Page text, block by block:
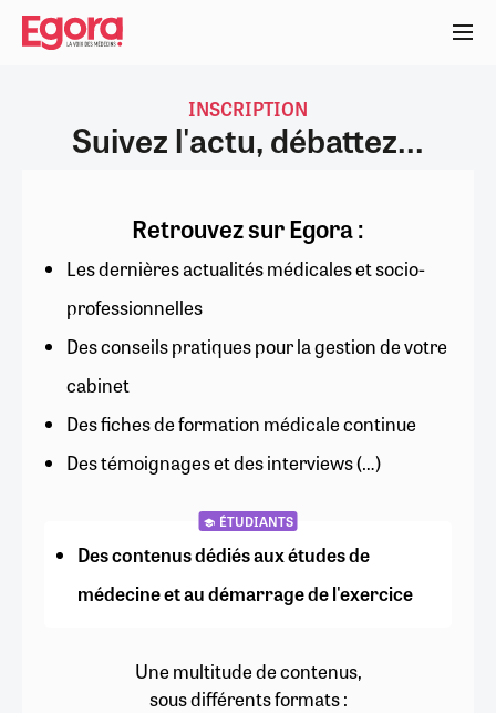
Aller
contenu
INSCRIPTION
Suivez l'actu, débattez...
Retrouvez sur Egora :
Les dernières actualités médicales et socio-
professionnelles
Des conseils pratiques pour la gestion de votre
cabinet
Des fiches de formation médicale continue
Des témoignages et des interviews (…)
ÉTUDIANTS
Des contenus dédiés aux études de
médecine et au démarrage de l'exercice
Une multitude de contenus,
sous différents formats :